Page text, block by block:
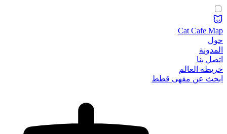
Cat Cafe Map
حول
المدونة
اتصل بنا
خريطة العالم
ابحث عن مقهى قطط